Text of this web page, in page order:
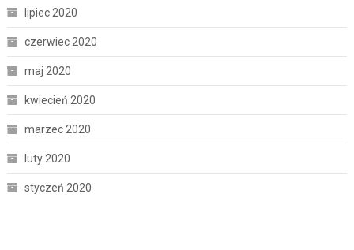
lipiec 2020
czerwiec 2020
maj 2020
kwiecień 2020
marzec 2020
luty 2020
styczeń 2020